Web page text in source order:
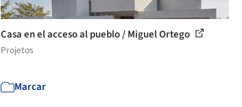
Casa en el acceso al pueblo / Miguel Ortego
Projetos
Marcar